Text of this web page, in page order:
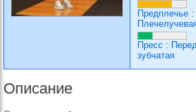
Предплечье :
Пресс :
зубчатая
Описание